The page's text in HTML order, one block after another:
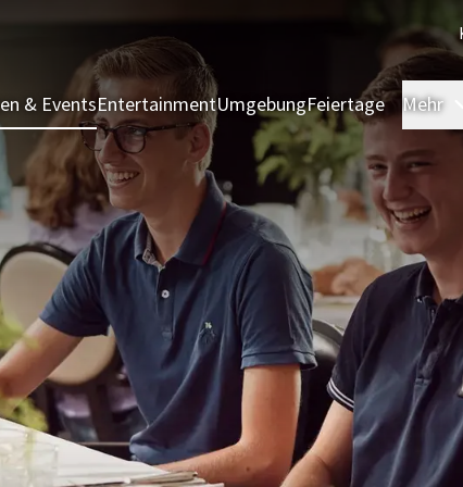
& EventsEntertainmentUmgebungFeiertage Mehr